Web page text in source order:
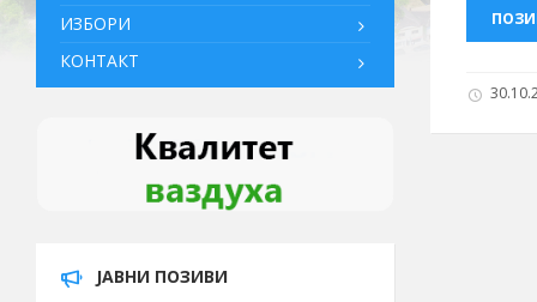
ИЗБОРИ
КОНТАКТ
ЈАВНИ ПОЗИВИ